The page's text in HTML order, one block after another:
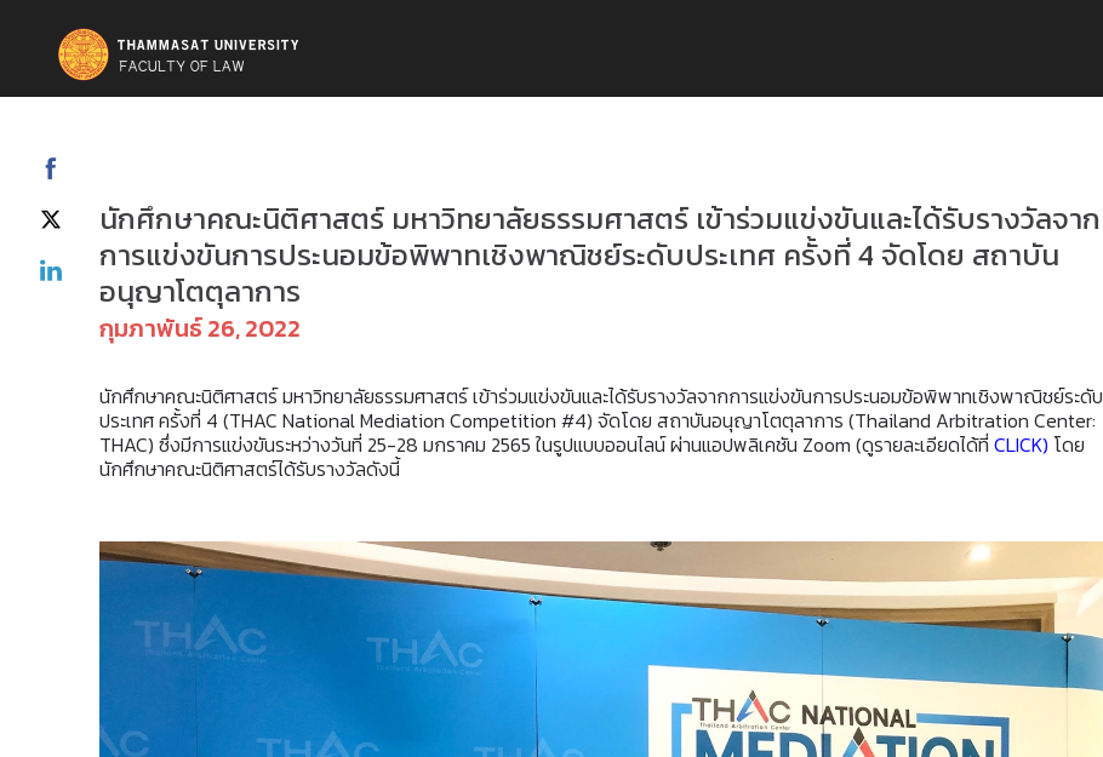
นักศึกษาคณะนิติศาสตร์ มหาวิทยาลัยธรรมศาสตร์ เข้าร่วมแข่งขันและได้รับรางวัลจาก
การแข่งขันการประนอมข้อพิพาทเชิงพาณิชย์ระดับประเทศ ครั้งที่ 4 จัดโดย สถาบัน
อนุญาโตตุลาการ
กุมภาพันธ์ 26, 2022
นักศึกษาคณะนิติศาสตร์ มหาวิทยาลัยธรรมศาสตร์ เข้าร่วมแข่งขันและได้รับรางวัลจากการแข่งขันการประนอมข้อพิพาทเชิงพาณิชย์ระดับ
ประเทศ ครั้งที่ 4 (THAC National Mediation Competition #4) จัดโดย สถาบันอนุญาโตตุลาการ (Thailand Arbitration Center:
THAC) ซึ่งมีการแข่งขันระหว่างวันที่ 25-28 มกราคม 2565 ในรูปแบบออนไลน์ ผ่านแอปพลิเคชัน Zoom (ดูรายละเอียดได้ที่ CLICK) โดย
นักศึกษาคณะนิติศาสตร์ได้รับรางวัลดังนี้